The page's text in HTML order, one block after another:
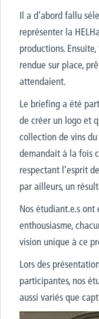
Il a d’abord fallu
représenter la
productions.
rendue sur place,
attendaient.
Le briefing a été
de créer un logo et
collection de vins
demandait à la fois
respectant l’esprit
par ailleurs, un
Nos étudiant.e.s ont
enthousiasme,
vision unique à ce
Lors des
participantes, nos
aussi variés que